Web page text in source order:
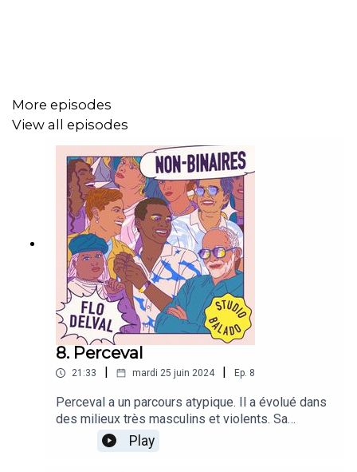
Production Studio Balado : Julien Barbier et Michel-Ange
Une production duStudio Balado.
More episodes
View all episodes
8. Perceval
21:33 | mardi 25 juin 2024 | Ep. 8
Perceval a un parcours atypique. Il a évolué dans
des milieux très masculins et violents. Sa
découverte récente des milieux queer a été une
révélation. Récit d’une personne en
Play